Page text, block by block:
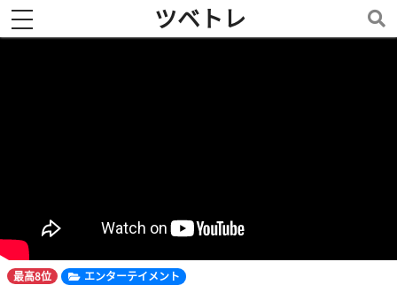
toggle navigation ツベトレ
最高8位 エンターテイメント